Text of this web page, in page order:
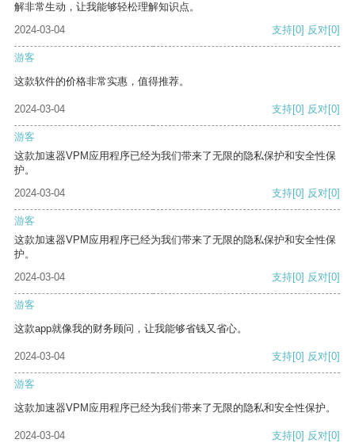
解非常生动，让我能够轻松理解知识点。
2024-03-04
支持[0] 反对[0]
游客
这款软件的价格非常实惠，值得推荐。
2024-03-04 支持[0] 反对[0]
游客
这款加速器VPM应用程序已经为我们带来了无限的隐私保护和安全性保
护。
2024-03-04
支持[0] 反对[0]
游客
这款加速器VPM应用程序已经为我们带来了无限的隐私保护和安全性保
护。
2024-03-04
支持[0] 反对[0]
游客
这款app就像我的财务顾问，让我能够省钱又省心。
2024-03-04 支持[0] 反对[0]
游客
这款加速器VPM应用程序已经为我们带来了无限的隐私和安全性保护。
2024-03-04 支持[0] 反对[0]